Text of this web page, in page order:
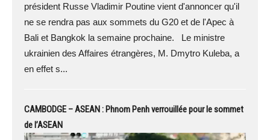
président Russe Vladimir Poutine vient d'annoncer qu'il
ne se rendra pas aux sommets du G20 et de l'Apec à
Bali et Bangkok la semaine prochaine. Le ministre
ukrainien des Affaires étrangères, M. Dmytro Kuleba, a
en effet s...
CAMBODGE – ASEAN : Phnom Penh verrouillée pour le sommet
de l’ASEAN